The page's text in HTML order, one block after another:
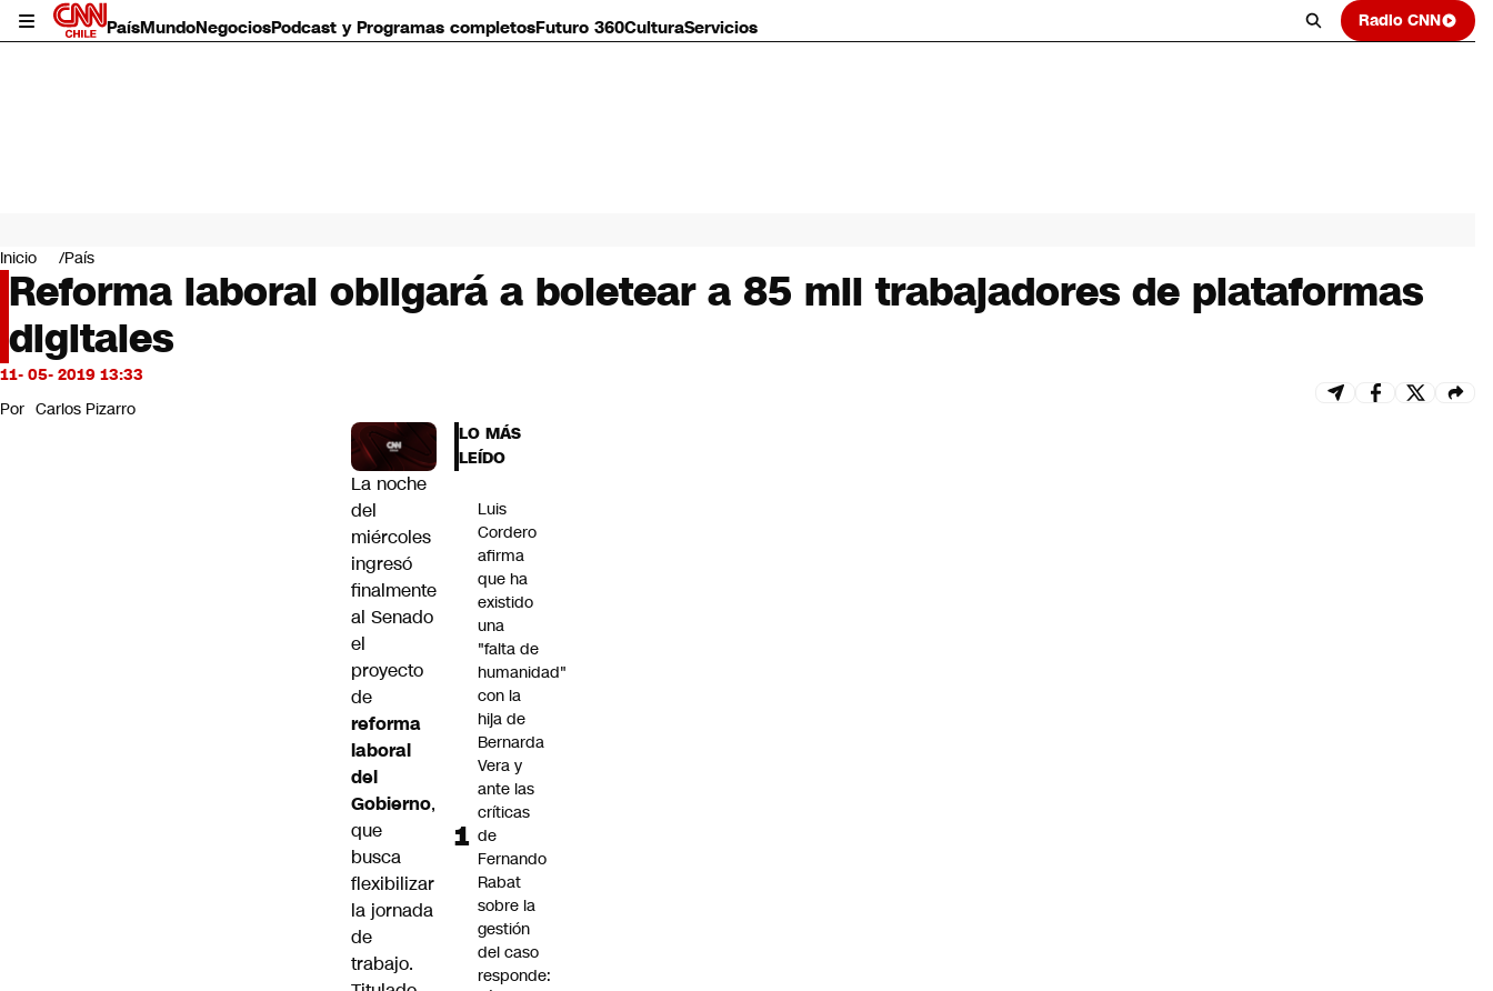
PaísMundoNegociosPodcast y Programas completosFuturo 360CulturaServicios Radio CNN
Mundo
Negocios
Deportes
Programas completos
Cultura
Servicios
Bits
CNN Data
Inicio País
Reforma laboral obligará a boletear a 85 mil trabajadores de plataformas
digitales
11- 05- 2019 13:33
Por Carlos Pizarro
La noche
del
miércoles
ingresó
finalmente
al Senado
el
proyecto
de
reforma
laboral
del
Gobierno,
que
busca
flexibilizar
la jornada
de
trabajo.
LO MÁS
LEÍDO
Luis
Cordero
afirma
que ha
existido
una
"falta de
humanidad"
con la
hija de
Bernarda
Vera y
ante las
críticas
de
Fernando
Rabat
sobre la
gestión
del caso
responde: